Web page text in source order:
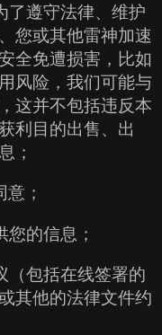
了遵守法律、维护
您或其他雷神加速
全免遭损害，比如
风险，我们可能与
这并不包括违反本
利目的出售、出
；
；
的信息；
（包括在线签署的
其他的法律文件约